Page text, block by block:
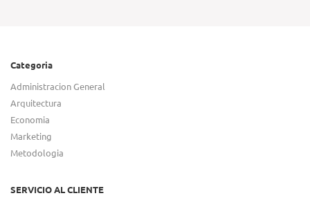
Categoria
Administracion General
Arquitectura
Economia
Marketing
Metodologia
SERVICIO AL CLIENTE